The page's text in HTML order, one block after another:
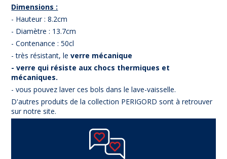
Dimensions :
- Hauteur : 8.2cm
- Diamètre : 13.7cm
- Contenance : 50cl
- très résistant, leverre mécanique
- verre qui résiste aux chocs thermiques et
mécaniques.
- vous pouvez laver ces bols dans le lave-vaisselle.
D'autres produits de la collection PERIGORD sont à retrouver
sur notre site.